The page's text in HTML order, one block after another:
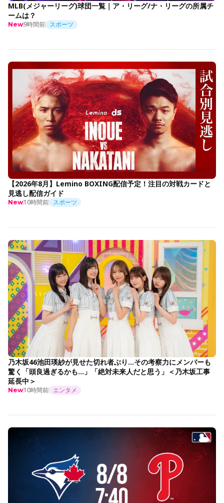
MLB(メジャーリーグ)球団一覧｜ア・リーグ/ナ・リーグの所属チ
ームは？
New9時間前 スポーツ
【2026年8月】Lemino BOXING配信予定！注目の対戦カードと
見逃し配信ガイド
New10時間前 スポーツ
乃木坂46池田瑛紗が見せた切れ者ぶり…その考察力にメンバーも
驚く「頭良過ぎるかも…」「絶対未来人だと思う」＜乃木坂工事
延長中＞
New10時間前 エンタメ